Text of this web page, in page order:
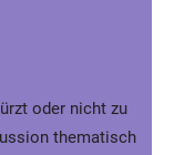
oder nicht zu
thematisch